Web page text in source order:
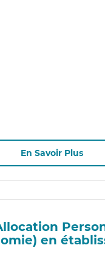
En Savoir Plus
en